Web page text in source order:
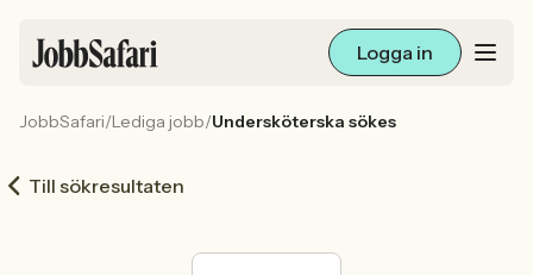
Logga in
Arbetsliv och karriär
För arbetsgivare
JobbSafari/Lediga jobb/Undersköterska sökes
Till sökresultaten